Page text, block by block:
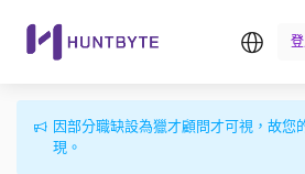
繁中
因部分職缺設為獵才顧問才可視，故您
現。